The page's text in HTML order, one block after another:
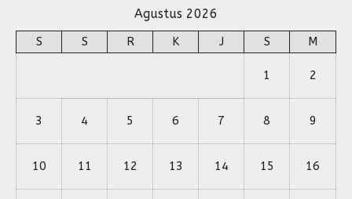
Agustus 2026
S S R K J S M
1 2
3 4 5 6 7 8 9
10 11 12 13 14 15 16